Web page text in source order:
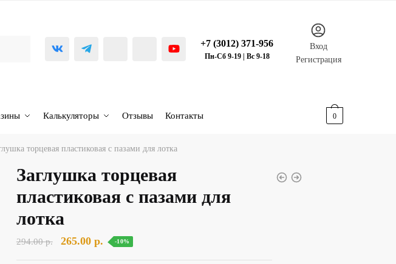
+7 (3012) 371-956
Пн-Сб 9-19 | Вс 9-18
Вход
Регистрация
Калькуляторы Отзывы Контакты 0
торцевая пластиковая с пазами для лотка
Заглушка торцевая
пластиковая с пазами для
лотка
294.00р.
Первоначальная
265.00 р.Текущая
-10%